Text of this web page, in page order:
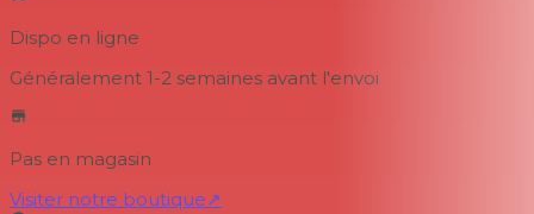
Dispo en ligne
Généralement 1-2 semaines avant l'envoi
Pas en magasin
Visiter notre boutique↗